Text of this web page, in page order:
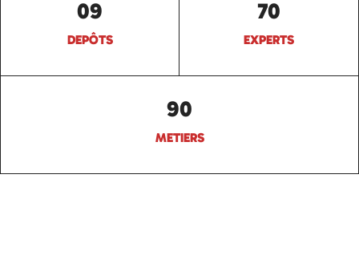
09
DEPÔTS
70
EXPERTS
90
METIERS